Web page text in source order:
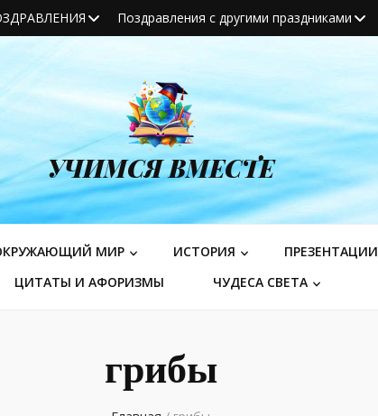
Поздравления с другими праздниками
УЧИМСЯ ВМЕСТЕ
МИР ИСТОРИЯ ПРЕЗЕНТАЦИИ
ЦИТАТЫ И АФОРИЗМЫ
ЧУДЕСА СВЕТА
грибы